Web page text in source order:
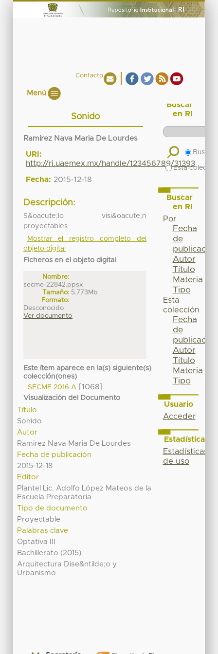
Contacto
Menú
Sonido
Ramirez Nava Maria De Lourdes
URI:
http://ri.uaemex.mx/handle/123456789/31393
Fecha: 2015-12-18
Descripción:
S&oacute;lo visi&oacute;n
proyectables
Mostrar el registro completo del
objeto digital
Ficheros en el objeto digital
Nombre:
secme-22842.ppsx
Tamaño: 5.773Mb
Formato:
Desconocido
Ver documento
Este ítem aparece en la(s) siguiente(s)
colección(ones)
SECME 2016 A[1068]
Visualización del Documento
Título
Sonido
Autor
Ramirez Nava Maria De Lourdes
Fecha de publicación
2015-12-18
Editor
Plantel Lic. Adolfo López Mateos de la
Escuela Preparatoria
Tipo de documento
Proyectable
Palabras clave
Optativa III
Bachillerato (2015)
Arquitectura Dise&ntilde;o y
Urbanismo
Buscar
en RI
Buscar
Esta
Buscar
en RI
Por
Fecha
de
publicación
Autor
Título
Materia
Tipo
Esta
colección
Fecha
de
publicación
Autor
Título
Materia
Tipo
Usuario
Acceder
Estadísticas
Estadísticas
de uso